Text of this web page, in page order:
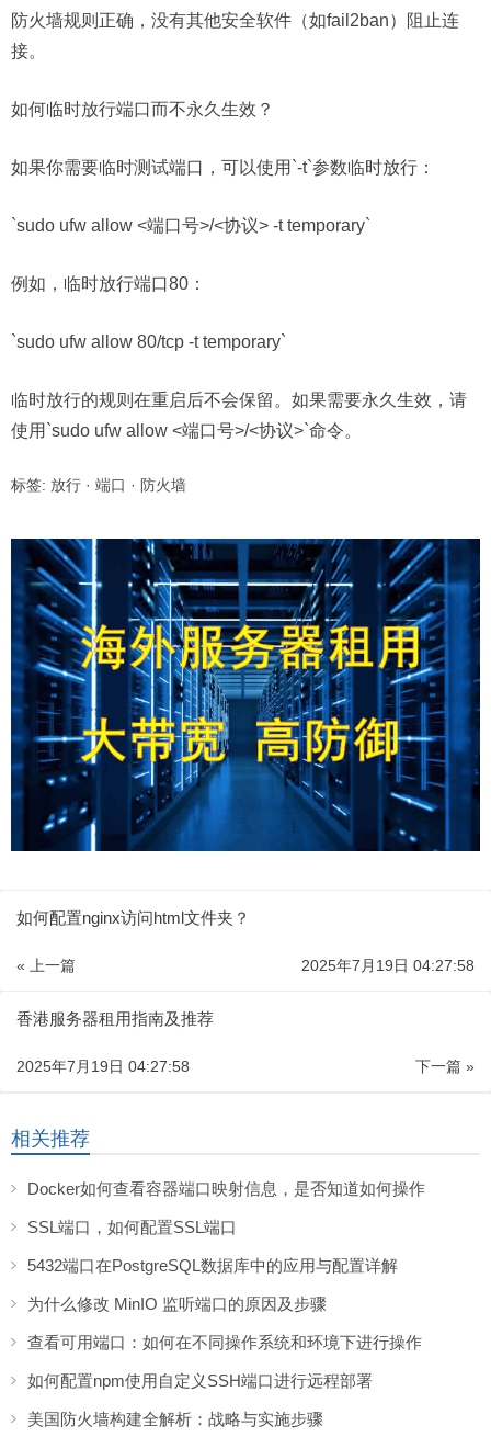
防火墙规则正确，没有其他安全软件（如fail2ban）阻止连
接。
如何临时放行端口而不永久生效？
如果你需要临时测试端口，可以使用`-t`参数临时放行：
`sudo ufw allow <端口号>/<协议> -t temporary`
例如，临时放行端口80：
`sudo ufw allow 80/tcp -t temporary`
临时放行的规则在重启后不会保留。如果需要永久生效，请
使用`sudo ufw allow <端口号>/<协议>`命令。
标签: 放行 · 端口 · 防火墙
如何配置nginx访问html文件夹？
« 上一篇 2025年7月19日 04:27:58
香港服务器租用指南及推荐
下一篇 »
2025年7月19日 04:27:58
相关推荐
Docker如何查看容器端口映射信息，是否知道如何操作
SSL端口，如何配置SSL端口
5432端口在PostgreSQL数据库中的应用与配置详解
为什么修改 MinIO 监听端口的原因及步骤
查看可用端口：如何在不同操作系统和环境下进行操作
如何配置npm使用自定义SSH端口进行远程部署
美国防火墙构建全解析：战略与实施步骤